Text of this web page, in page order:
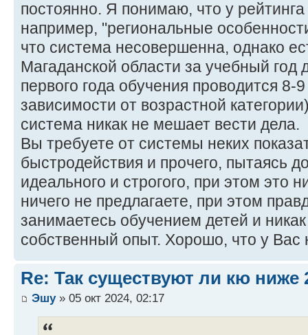
постоянно. Я понимаю, что у
например, "региональные
что система несовершенна, однако
Магаданской области за учебный год
первого года обучения проводится 8-
зависимости от возрастной
система никак не мешает вести дела.
Вы требуете от системы неких
быстродействия и прочего, пытаясь
идеального и строгого, при этом это
ничего не предлагаете, при этом
занимаетесь обучением детей и
собственный опыт. Хорошо, что у Вас
Re: Так существуют ли кю ниже
Эшу» 05 окт 2024, 02:17